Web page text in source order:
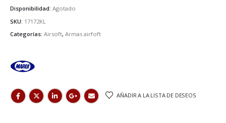
Disponibilidad: Agotado
SKU: 17172KL
Categorías: Airsoft, Armas airfoft
AÑADIR A LA LISTA DE DESEOS